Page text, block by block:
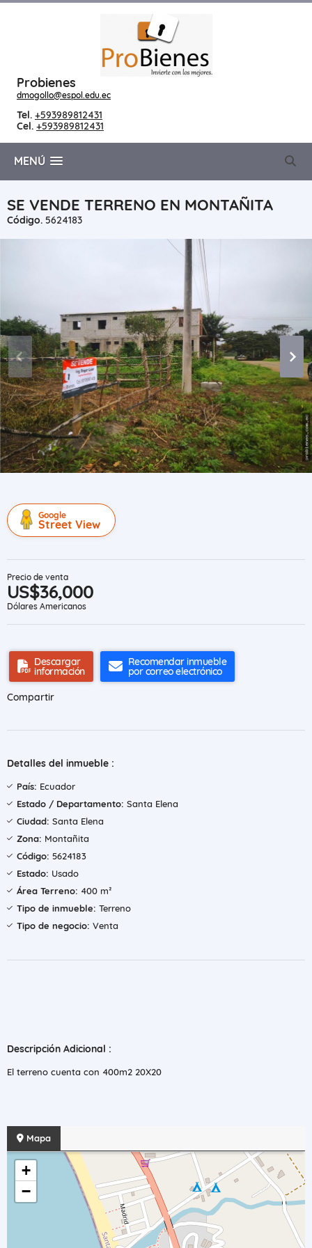
Probienes
dmogollo@espol.edu.ec
Tel. +593989812431
Cel. +593989812431
MENÚ
SE VENDE TERRENO EN MONTAÑITA
Código. 5624183
Google
Street View
Precio de venta
US$36,000
Dólares Americanos
Descargar
información
Recomendar inmueble
por correo electrónico
Compartir
Detalles del inmueble :
País: Ecuador
Estado / Departamento: Santa Elena
Ciudad: Santa Elena
Zona: Montañita
Código: 5624183
Estado: Usado
Área Terreno: 400 m²
Tipo de inmueble: Terreno
Tipo de negocio: Venta
Descripción Adicional :
El terreno cuenta con 400m2 20X20
Mapa
+
−